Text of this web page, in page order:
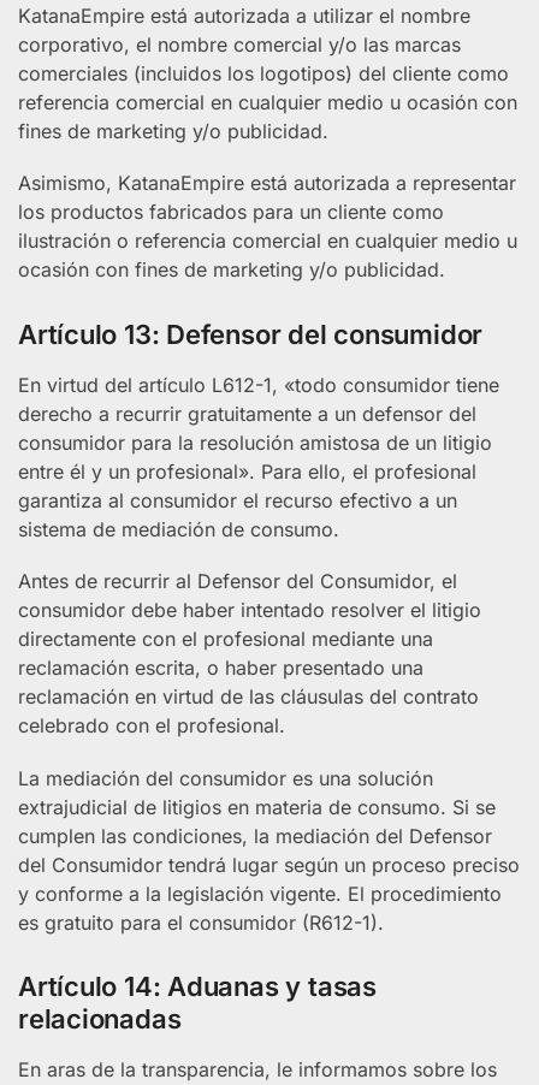
KatanaEmpire está autorizada a utilizar el nombre
corporativo, el nombre comercial y/o las marcas
comerciales (incluidos los logotipos) del cliente como
referencia comercial en cualquier medio u ocasión con
fines de marketing y/o publicidad.
Asimismo, KatanaEmpire está autorizada a representar
los productos fabricados para un cliente como
ilustración o referencia comercial en cualquier medio u
ocasión con fines de marketing y/o publicidad.
Artículo 13: Defensor del consumidor
En virtud del artículo L612-1, «todo consumidor tiene
derecho a recurrir gratuitamente a un defensor del
consumidor para la resolución amistosa de un litigio
entre él y un profesional». Para ello, el profesional
garantiza al consumidor el recurso efectivo a un
sistema de mediación de consumo.
Antes de recurrir al Defensor del Consumidor, el
consumidor debe haber intentado resolver el litigio
directamente con el profesional mediante una
reclamación escrita, o haber presentado una
reclamación en virtud de las cláusulas del contrato
celebrado con el profesional.
La mediación del consumidor es una solución
extrajudicial de litigios en materia de consumo. Si se
cumplen las condiciones, la mediación del Defensor
del Consumidor tendrá lugar según un proceso preciso
y conforme a la legislación vigente. El procedimiento
es gratuito para el consumidor (R612-1).
Artículo 14: Aduanas y tasas
relacionadas
En aras de la transparencia, le informamos sobre los